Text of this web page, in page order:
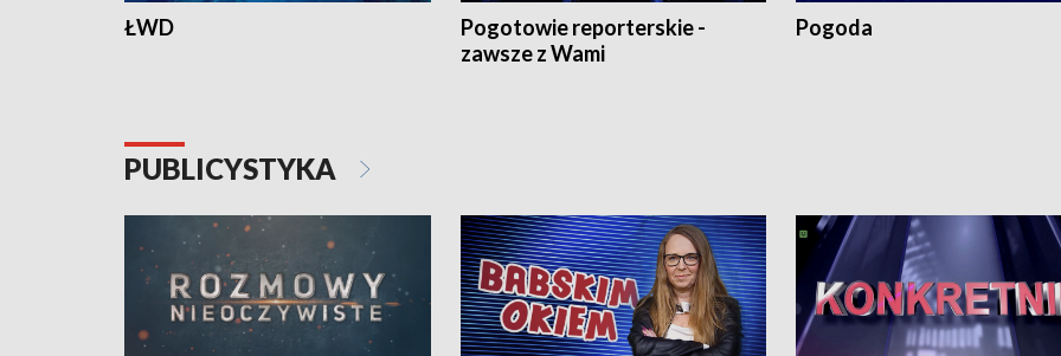
ŁWD
Pogotowie reporterskie -
zawsze z Wami
Pogoda
PUBLICYSTYKA